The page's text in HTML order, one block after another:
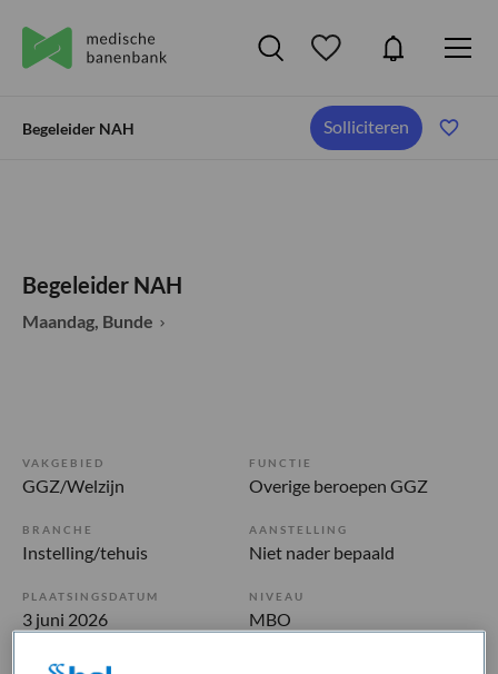
Begeleider NAH Solliciteren
Begeleider NAH
Maandag, Bunde
VAKGEBIED
GGZ/Welzijn
FUNCTIE
Overige beroepen GGZ
BRANCHE
Instelling/tehuis
AANSTELLING
Niet nader bepaald
PLAATSINGSDATUM
3 juni 2026
NIVEAU
MBO
ERVARING